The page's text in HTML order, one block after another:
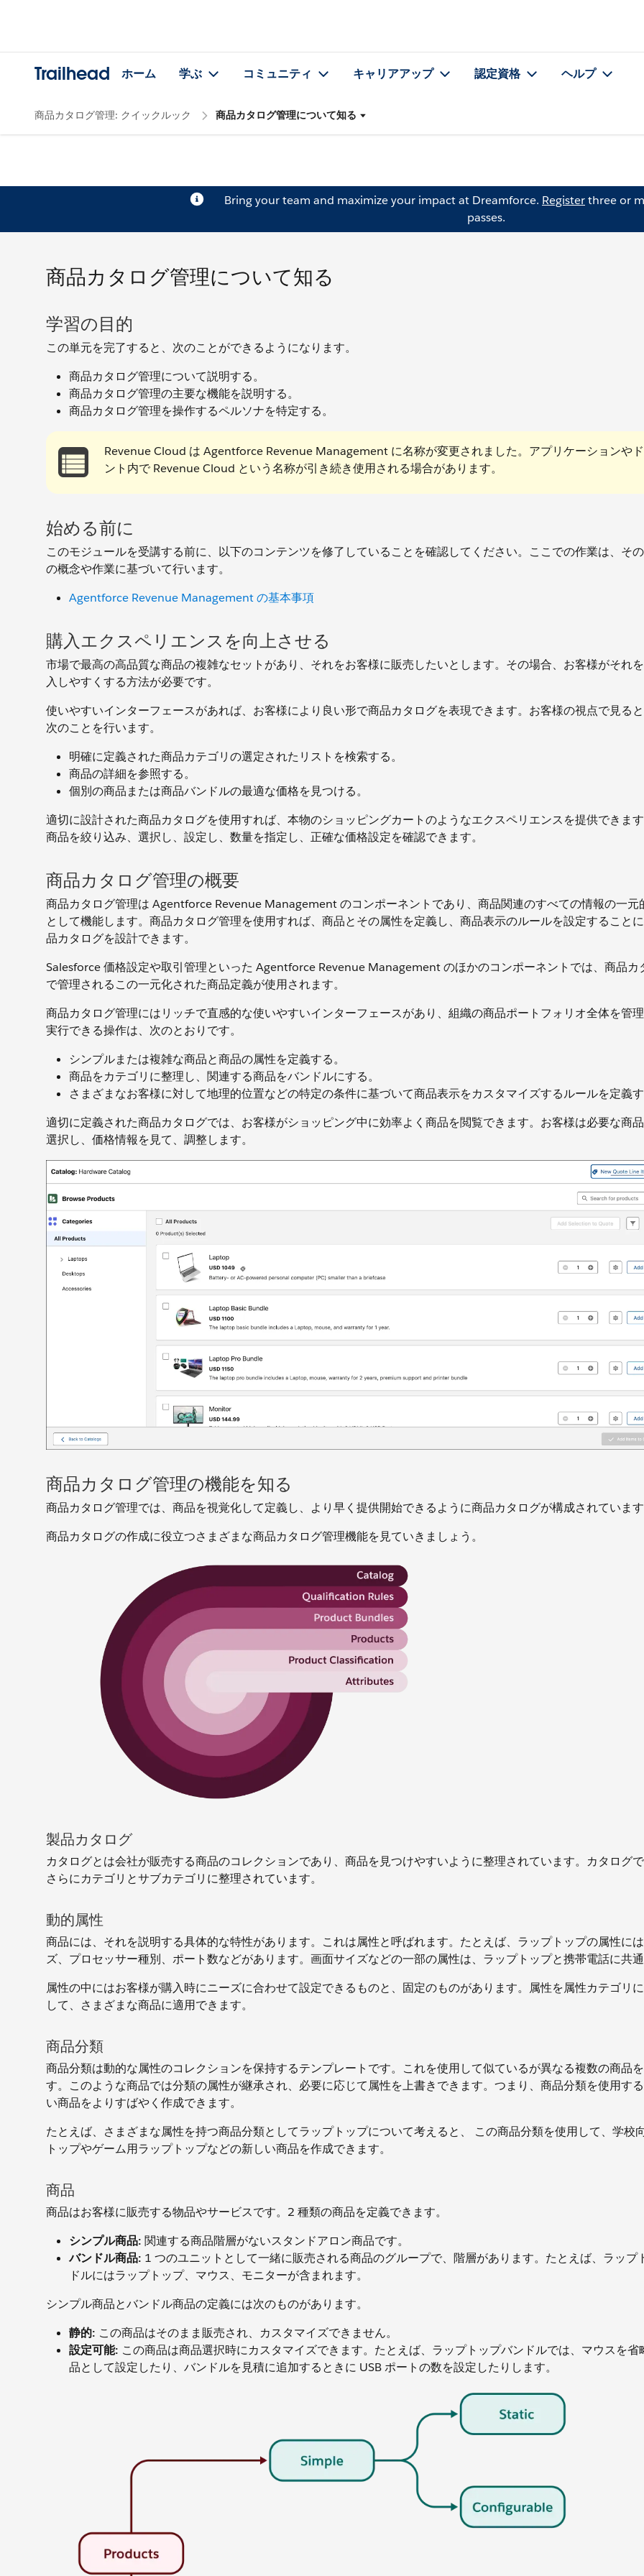
Trailhead ホーム 学ぶ コミュニティ キャリアアップ 認定資格 ヘルプ
商品カタログ管理: クイックルック 商品カタログ管理について知る
Bring your team and maximize your impact at Dreamforce. Registerthree or
passes.
商品カタログ管理について知る
学習の目的
この単元を完了すると、次のことができるようになります。
商品カタログ管理について説明する。
商品カタログ管理の主要な機能を説明する。
商品カタログ管理を操作するペルソナを特定する。
Revenue Cloud は Agentforce Revenue Management に名称が変更されました。アプリケーションや
ント内で Revenue Cloud という名称が引き続き使用される場合があります。
始める前に
このモジュールを受講する前に、以下のコンテンツを修了していることを確認してください。ここでの作業は、そ
の概念や作業に基づいて行います。
Agentforce Revenue Management の基本事項
購入エクスペリエンスを向上させる
市場で最高の高品質な商品の複雑なセットがあり、それをお客様に販売したいとします。その場合、お客様がそれ
入しやすくする方法が必要です。
使いやすいインターフェースがあれば、お客様により良い形で商品カタログを表現できます。お客様の視点で見る
次のことを行います。
明確に定義された商品カテゴリの選定されたリストを検索する。
商品の詳細を参照する。
個別の商品または商品バンドルの最適な価格を見つける。
適切に設計された商品カタログを使用すれば、本物のショッピングカートのようなエクスペリエンスを提供できま
商品を絞り込み、選択し、設定し、数量を指定し、正確な価格設定を確認できます。
商品カタログ管理の概要
商品カタログ管理は Agentforce Revenue Management のコンポーネントであり、商品関連のすべての情報の一元
として機能します。商品カタログ管理を使用すれば、商品とその属性を定義し、商品表示のルールを設定すること
品カタログを設計できます。
Salesforce 価格設定や取引管理といった Agentforce Revenue Management のほかのコンポーネントでは、商品カ
で管理されるこの一元化された商品定義が使用されます。
商品カタログ管理にはリッチで直感的な使いやすいインターフェースがあり、組織の商品ポートフォリオ全体を管
実行できる操作は、次のとおりです。
シンプルまたは複雑な商品と商品の属性を定義する。
商品をカテゴリに整理し、関連する商品をバンドルにする。
さまざまなお客様に対して地理的位置などの特定の条件に基づいて商品表示をカスタマイズするルールを定義
適切に定義された商品カタログでは、お客様がショッピング中に効率よく商品を閲覧できます。お客様は必要な商
選択し、価格情報を見て、調整します。
商品カタログ管理の機能を知る
商品カタログ管理では、商品を視覚化して定義し、より早く提供開始できるように商品カタログが構成されていま
商品カタログの作成に役立つさまざまな商品カタログ管理機能を見ていきましょう。
製品カタログ
カタログとは会社が販売する商品のコレクションであり、商品を見つけやすいように整理されています。カタログ
さらにカテゴリとサブカテゴリに整理されています。
動的属性
商品には、それを説明する具体的な特性があります。これは属性と呼ばれます。たとえば、ラップトップの属性に
ズ、プロセッサー種別、ポート数などがあります。画面サイズなどの一部の属性は、ラップトップと携帯電話に共
属性の中にはお客様が購入時にニーズに合わせて設定できるものと、固定のものがあります。属性を属性カテゴリ
して、さまざまな商品に適用できます。
商品分類
商品分類は動的な属性のコレクションを保持するテンプレートです。これを使用して似ているが異なる複数の商品
す。このような商品では分類の属性が継承され、必要に応じて属性を上書きできます。つまり、商品分類を使用す
い商品をよりすばやく作成できます。
たとえば、さまざまな属性を持つ商品分類としてラップトップについて考えると、 この商品分類を使用して、学校
トップやゲーム用ラップトップなどの新しい商品を作成できます。
商品
商品はお客様に販売する物品やサービスです。2 種類の商品を定義できます。
シンプル商品: 関連する商品階層がないスタンドアロン商品です。
バンドル商品: 1 つのユニットとして一緒に販売される商品のグループで、階層があります。たとえば、ラップ
ドルにはラップトップ、マウス、モニターが含まれます。
シンプル商品とバンドル商品の定義には次のものがあります。
静的: この商品はそのまま販売され、カスタマイズできません。
設定可能: この商品は商品選択時にカスタマイズできます。たとえば、ラップトップバンドルでは、マウスを省
品として設定したり、バンドルを見積に追加するときに USB ポートの数を設定したりします。